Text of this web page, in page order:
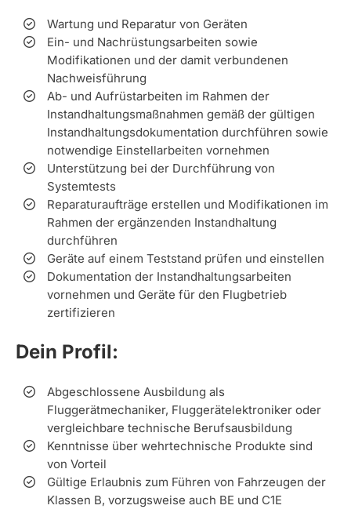
Wartung und Reparatur von Geräten
Ein- und Nachrüstungsarbeiten sowie
Modifikationen und der damit verbundenen
Nachweisführung
Ab- und Aufrüstarbeiten im Rahmen der
Instandhaltungsmaßnahmen gemäß der gültigen
Instandhaltungsdokumentation durchführen sowie
notwendige Einstellarbeiten vornehmen
Unterstützung bei der Durchführung von
Systemtests
Reparaturaufträge erstellen und Modifikationen im
Rahmen der ergänzenden Instandhaltung
durchführen
Geräte auf einem Teststand prüfen und einstellen
Dokumentation der Instandhaltungsarbeiten
vornehmen und Geräte für den Flugbetrieb
zertifizieren
Dein Profil:
Abgeschlossene Ausbildung als
Fluggerätmechaniker, Fluggerätelektroniker oder
vergleichbare technische Berufsausbildung
Kenntnisse über wehrtechnische Produkte sind
von Vorteil
Gültige Erlaubnis zum Führen von Fahrzeugen der
Klassen B, vorzugsweise auch BE und C1E